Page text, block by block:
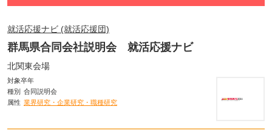
就活応援ナビ (就活応援団)
群馬県合同会社説明会 就活応援ナビ
北関東会場
対象卒年
種別
合同説明会
属性 業界研究・企業研究・職種研究